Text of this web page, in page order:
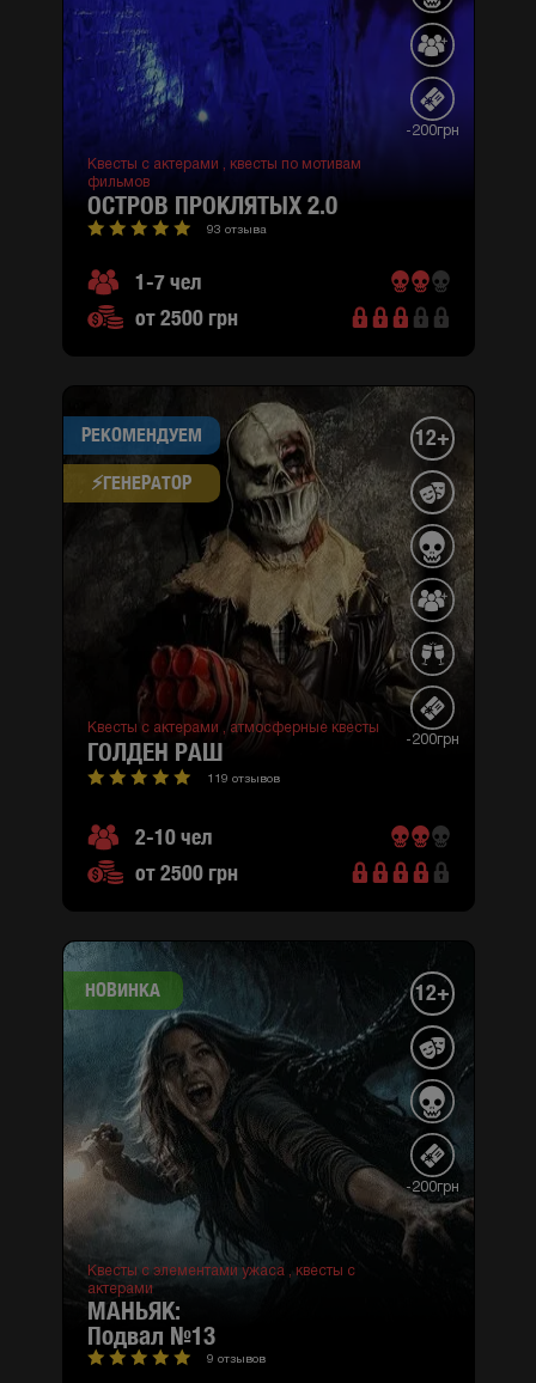
-200грн
Квесты с актерами ,
квесты по мотивам
фильмов
ОСТРОВ ПРОКЛЯТЫХ 2.0
93 отзыва
1-7 чел
от 2500 грн
РЕКОМЕНДУЕМ
⚡​ГЕНЕРАТОР
12+
-200грн
Квесты с актерами ,атмосферные квесты
ГОЛДЕН РАШ
119 отзывов
2-10 чел
от 2500 грн
НОВИНКА 12+
-200грн
Квесты с элементами ужаса , квесты с
актерами
МАНЬЯК:
подвал №13
9 отзывов